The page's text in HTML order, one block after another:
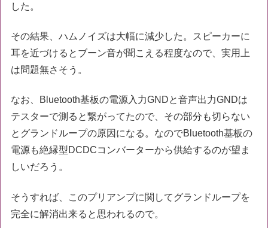
した。
その結果、ハムノイズは大幅に減少した。スピーカーに
耳を近づけるとブーン音が聞こえる程度なので、実用上
は問題無さそう。
なお、Bluetooth基板の電源入力GNDと音声出力GNDは
テスターで測ると繋がってたので、その部分も切らない
とグランドループの原因になる。なのでBluetooth基板の
電源も絶縁型DCDCコンバーターから供給するのが望ま
しいだろう。
そうすれば、このプリアンプに関してグランドループを
完全に解消出来ると思われるので。